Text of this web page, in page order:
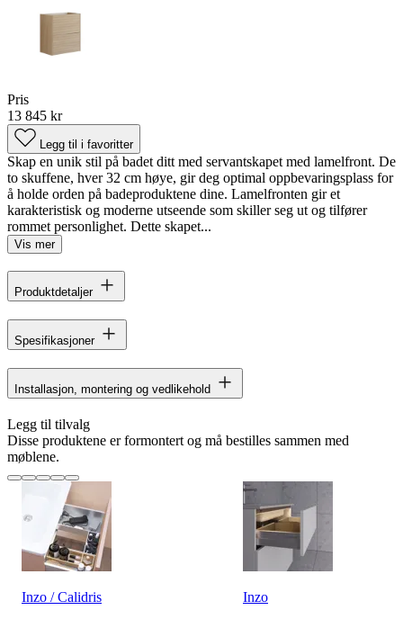
Pris
13 845 kr
Legg til i favoritter
Skap en unik stil på badet ditt med servantskapet med lamelfront. De
to skuffene, hver 32 cm høye, gir deg optimal oppbevaringsplass for
å holde orden på badeproduktene dine. Lamelfronten gir et
karakteristisk og moderne utseende som skiller seg ut og tilfører
rommet personlighet. Dette skapet...
Vis mer
Produktdetaljer
Spesifikasjoner
Installasjon, montering og vedlikehold
Legg til tilvalg
Disse produktene er formontert og må bestilles sammen med
møblene.
Inzo / Calidris
Inzo